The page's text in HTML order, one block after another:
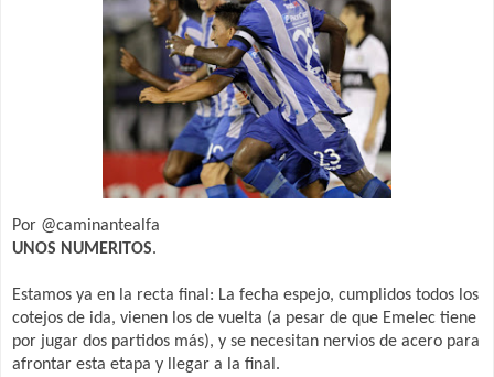
Por @caminantealfa
UNOS NUMERITOS.
Estamos ya en la recta final: La fecha espejo, cumplidos todos los
cotejos de ida, vienen los de vuelta (a pesar de que Emelec tiene
por jugar dos partidos más), y se necesitan nervios de acero para
afrontar esta etapa y llegar a la final.